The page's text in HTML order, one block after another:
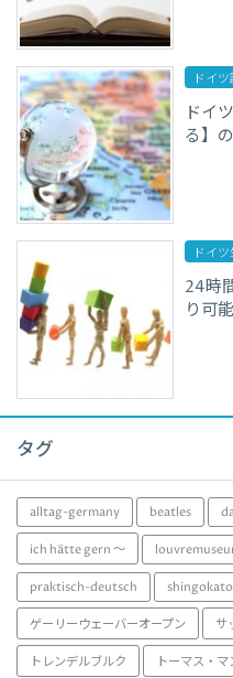
ドイツ
ドイ
る】
ドイ
24時
り可
タグ
alltag-germany beatles
ich hätte gern ～
praktisch-deutsch
ゲーリーウェーバーオープン サ
トレンデルブルク トーマス・マ